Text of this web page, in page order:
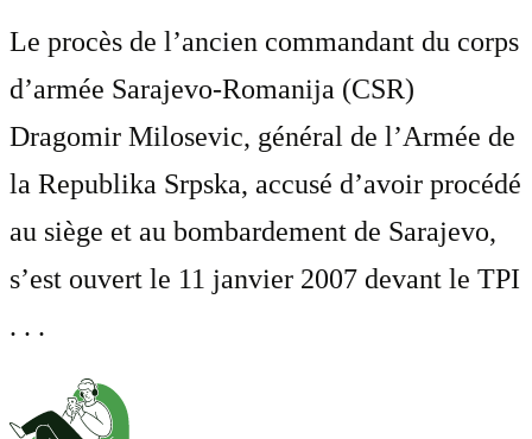
Le procès de l’ancien commandant du corps
d’armée Sarajevo-Romanija (CSR)
Dragomir Milosevic, général de l’Armée de
la Republika Srpska, accusé d’avoir procédé
au siège et au bombardement de Sarajevo,
s’est ouvert le 11 janvier 2007 devant le TPI
. . .